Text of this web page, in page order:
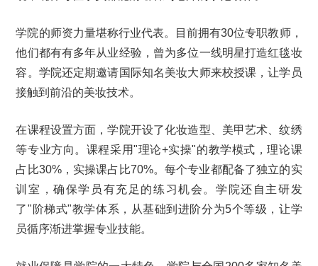
学院的师资力量堪称行业代表。目前拥有30位专职教师，
他们都有有多年从业经验，曾为多位一线明星打造红毯妆
容。学院还定期邀请国际知名美妆大师来校授课，让学员
接触到前沿的美妆技术。
在课程设置方面，学院开设了化妆造型、美甲艺术、纹绣
等专业方向。课程采用"理论+实操"的教学模式，理论课
占比30%，实操课占比70%。每个专业都配备了独立的实
训室，确保学员有充足的练习机会。学院还自主研发
了"阶梯式"教学体系，从基础到进阶分为5个等级，让学
员循序渐进掌握专业技能。